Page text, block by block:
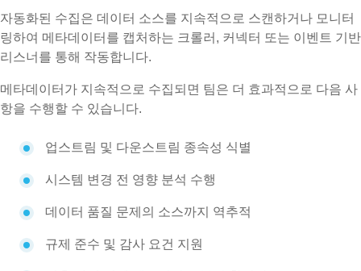
자동화된 수집은 데이터 소스를 지속적으로 스캔하거나 모니터
링하여 메타데이터를 캡처하는 크롤러, 커넥터 또는 이벤트 기반
리스너를 통해 작동합니다.
메타데이터가 지속적으로 수집되면 팀은 더 효과적으로 다음 사
항을 수행할 수 있습니다.
업스트림 및 다운스트림 종속성 식별
시스템 변경 전 영향 분석 수행
데이터 품질 문제의 소스까지 역추적
규제 준수 및 감사 요건 지원